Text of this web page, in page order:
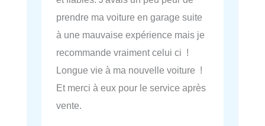
prendre ma voiture en garage suite
à une mauvaise expérience mais je
recommande vraiment celui ci !
Longue vie à ma nouvelle voiture !
Et merci à eux pour le service après
vente.